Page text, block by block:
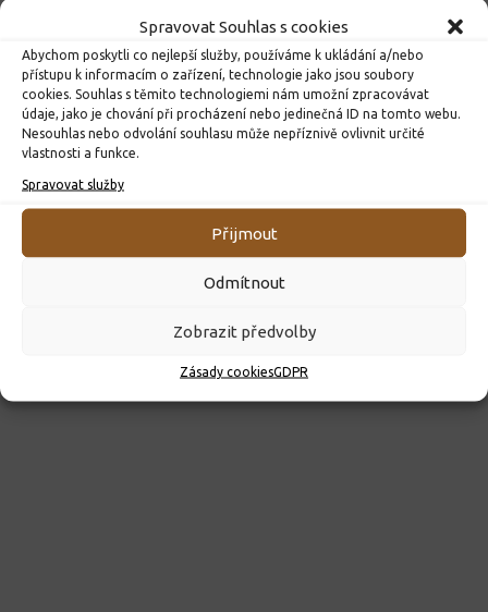
Spravovat Souhlas s cookies
Abychom poskytli co nejlepší služby, používáme k ukládání a/nebo
přístupu k informacím o zařízení, technologie jako jsou soubory
cookies. Souhlas s těmito technologiemi nám umožní zpracovávat
údaje, jako je chování při procházení nebo jedinečná ID na tomto webu.
Nesouhlas nebo odvolání souhlasu může nepříznivě ovlivnit určité
vlastnosti a funkce.
Spravovat služby
Přijmout
Odmítnout
Zobrazit předvolby
Zásady cookiesGDPR
ROZHODNUTÍ O PŘIJETÍ K PŘEDŠKOLNÍMU VZDĚLÁVÁNÍ
PRO ROK 2026
10. 4. 2026